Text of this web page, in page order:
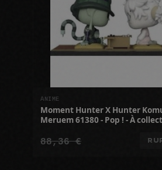
ANIME
Moment Hunter X Hunter
Meruem 61380 - Pop ! - À
88,36 €